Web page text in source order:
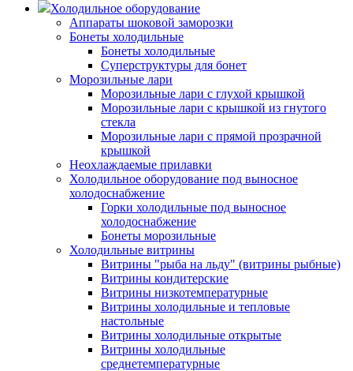
Холодильное оборудование
Аппараты шоковой заморозки
Бонеты холодильные
Бонеты холодильные
Суперструктуры для бонет
Морозильные лари
Морозильные лари с глухой крышкой
Морозильные лари с крышкой из гнутого
стекла
Морозильные лари с прямой прозрачной
крышкой
Неохлаждаемые прилавки
Холодильное оборудование под выносное
холодоснабжение
Горки холодильные под выносное
холодоснабжение
Бонеты морозильные
Холодильные витрины
Витрины "рыба на льду" (витрины рыбные)
Витрины кондитерские
Витрины низкотемпературные
Витрины холодильные и тепловые
настольные
Витрины холодильные открытые
Витрины холодильные
среднетемпературные